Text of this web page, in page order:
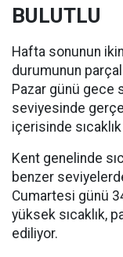
BULUTLU
Hafta sonunun
durumunun
Pazar günü gece
seviyesinde
içerisinde
Kent genelinde
benzer
Cumartesi günü
yüksek sıcaklık,
ediliyor.